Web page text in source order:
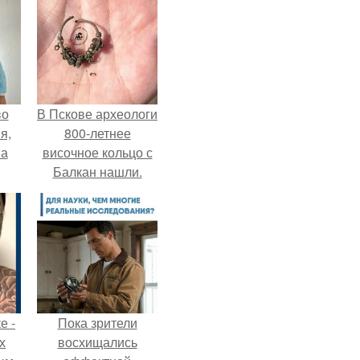
В Пскове археологи
800-летнее
височное кольцо с
Балкан нашли.
-
Пока зрители
восхищались